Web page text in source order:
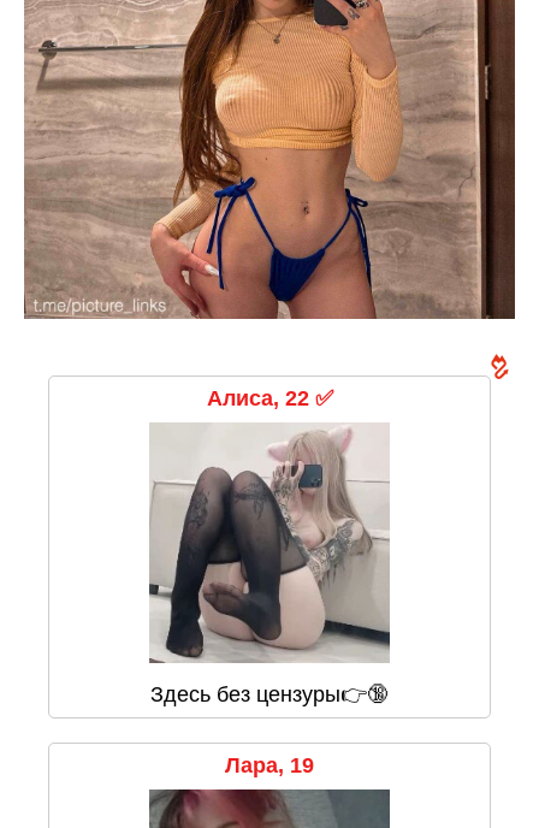
Алиса, 22 ✅
Здесь без цензуры👉🔞
Лара, 19